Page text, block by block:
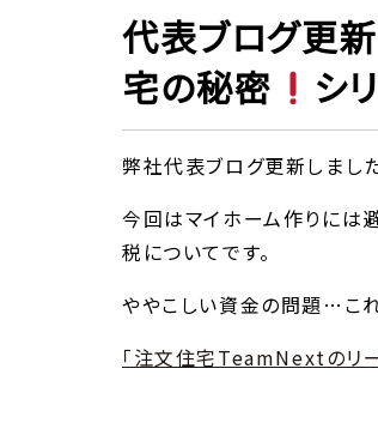
代表ブログ更
宅の秘密
シ
弊社代表ブログ更新しました
今回はマイホーム作りには
税についてです。
ややこしい資金の問題…これ
「注文住宅TeamNextのリ